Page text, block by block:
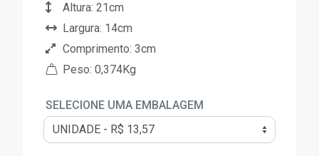
Altura: 21cm
Largura: 14cm
Comprimento: 3cm
Peso: 0,374Kg
SELECIONE UMA EMBALAGEM